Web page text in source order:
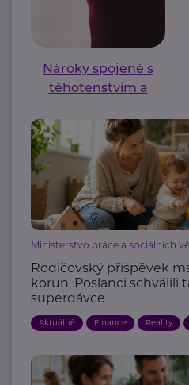
Nároky spojené s
těhotenstvím a
Ministerstvo práce a sociálních
Rodičovský příspěvek
korun. Poslanci schválili
superdávce
Aktuálně Finance Reality